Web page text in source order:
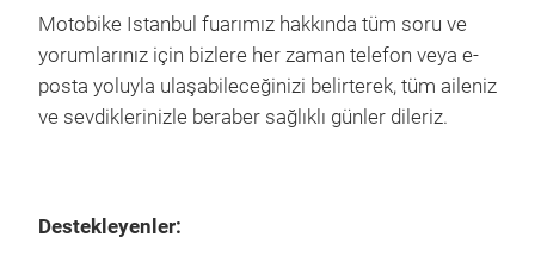
Motobike Istanbul fuarımız hakkında tüm soru ve
yorumlarınız için bizlere her zaman telefon veya e-
posta yoluyla ulaşabileceğinizi belirterek, tüm aileniz
ve sevdiklerinizle beraber sağlıklı günler dileriz.
Destekleyenler: